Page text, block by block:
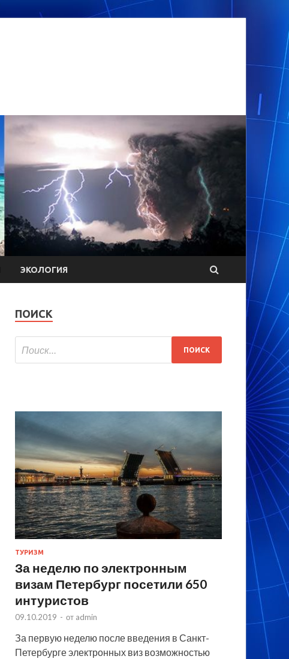
ЭКОЛОГИЯ
ПОИСК
ТУРИЗМ
За неделю по электронным
визам Петербург посетили 650
интуристов
09.10.2019 - от admin
За первую неделю после введения в Санкт-
Петербурге электронных виз возможностью